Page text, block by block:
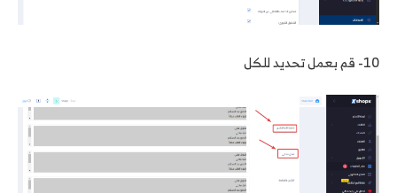
10- قم بعمل تحديد للكل